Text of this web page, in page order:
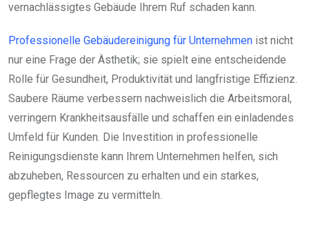
vernachlässigtes Gebäude Ihrem Ruf schaden kann.
Professionelle Gebäudereinigung für Unternehmen ist nicht
nur eine Frage der Ästhetik; sie spielt eine entscheidende
Rolle für Gesundheit, Produktivität und langfristige Effizienz.
Saubere Räume verbessern nachweislich die Arbeitsmoral,
verringern Krankheitsausfälle und schaffen ein einladendes
Umfeld für Kunden. Die Investition in professionelle
Reinigungsdienste kann Ihrem Unternehmen helfen, sich
abzuheben, Ressourcen zu erhalten und ein starkes,
gepflegtes Image zu vermitteln.